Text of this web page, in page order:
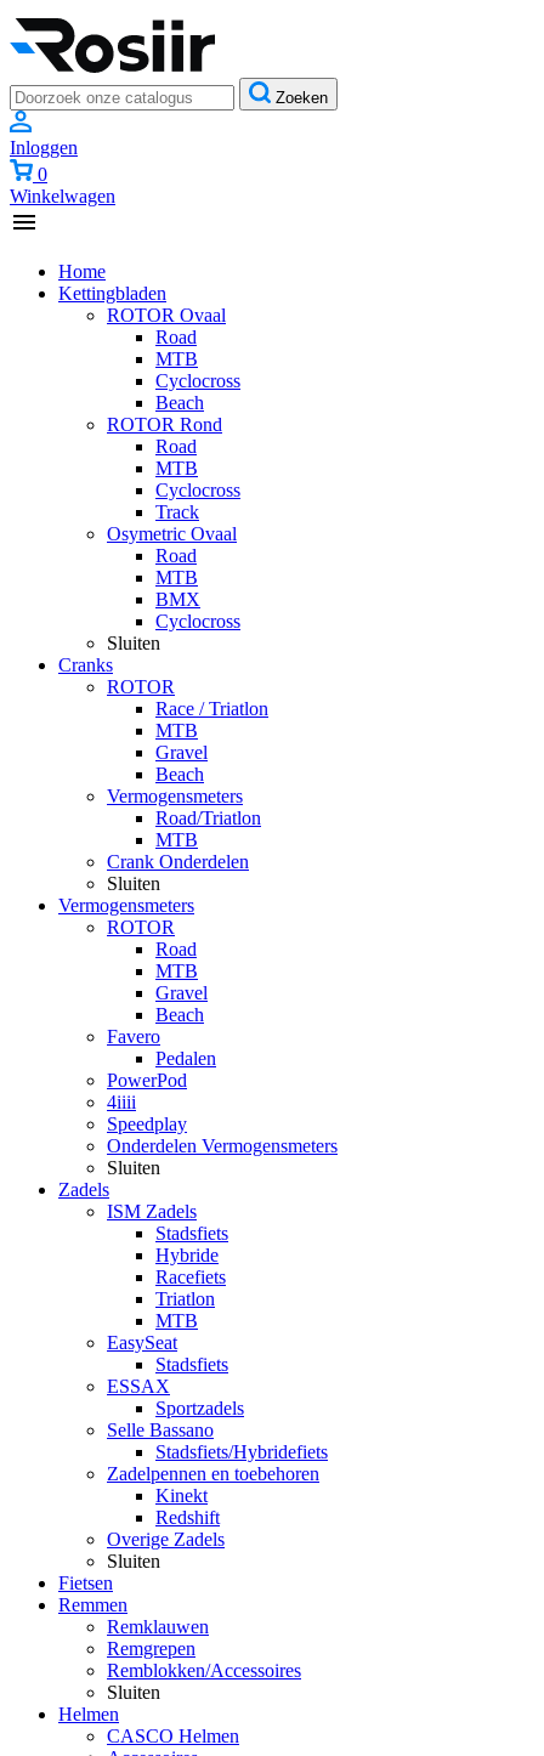
Zoeken
Inloggen
0
Winkelwagen
Home
Kettingbladen
ROTOR Ovaal
Road
MTB
Cyclocross
Beach
ROTOR Rond
Road
MTB
Cyclocross
Track
Osymetric Ovaal
Road
MTB
BMX
Cyclocross
Sluiten
Cranks
ROTOR
Race / Triatlon
MTB
Gravel
Beach
Vermogensmeters
Road/Triatlon
MTB
Crank Onderdelen
Sluiten
Vermogensmeters
ROTOR
Road
MTB
Gravel
Beach
Favero
Pedalen
PowerPod
4iiii
Speedplay
Onderdelen Vermogensmeters
Sluiten
Zadels
ISM Zadels
Stadsfiets
Hybride
Racefiets
Triatlon
MTB
EasySeat
Stadsfiets
ESSAX
Sportzadels
Selle Bassano
Stadsfiets/Hybridefiets
Zadelpennen en toebehoren
Kinekt
Redshift
Overige Zadels
Sluiten
Fietsen
Remmen
Remklauwen
Remgrepen
Remblokken/Accessoires
Sluiten
Helmen
CASCO Helmen